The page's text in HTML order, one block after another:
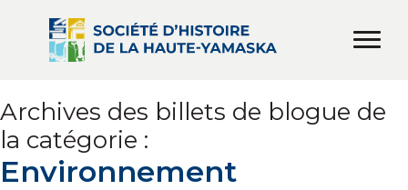
Archives des billets de blogue de
la catégorie :
Environnement